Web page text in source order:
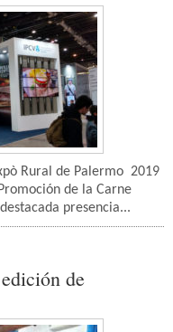
Rural de Palermo 2019
de la Carne
presencia...
de